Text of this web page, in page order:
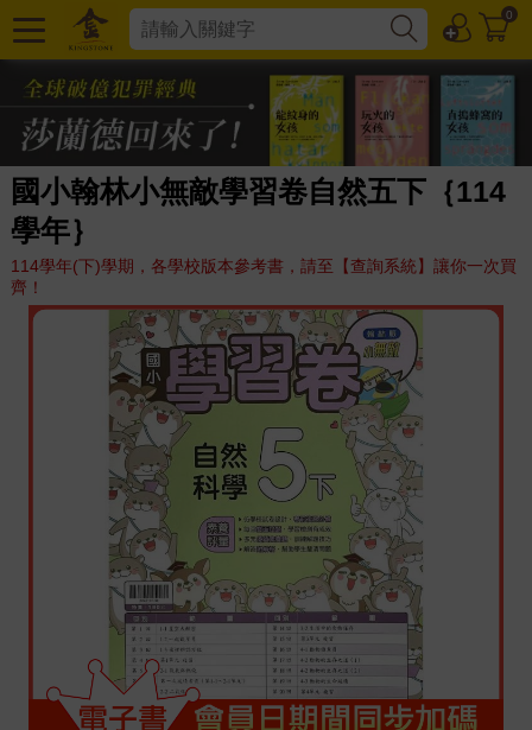
0
國小翰林小無敵學習卷自然五下｛114
學年｝
114學年(下)學期，各學校版本參考書，請至【查詢系統】讓你一次買
齊！